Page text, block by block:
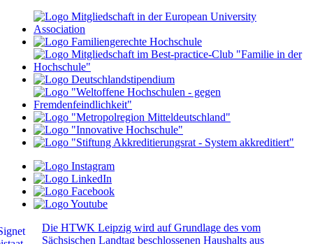
Die HTWK Leipzig wird auf Grundlage des vom
Sächsischen Landtag beschlossenen Haushalts aus